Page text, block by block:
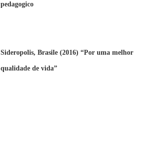
pedagogico
Sideropolis, Brasile (2016) “Por uma melhor
qualidade de vida”